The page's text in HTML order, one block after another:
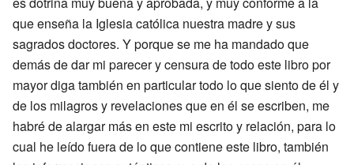
que enseña la Iglesia católica nuestra madre y sus
sagrados doctores. Y porque se me ha mandado que
demás de dar mi parecer y censura de todo este libro por
mayor diga también en particular todo lo que siento de él y
de los milagros y revelaciones que en él se escriben, me
habré de alargar más en este mi escrito y relación, para lo
cual he leído fuera de lo que contiene este libro, también